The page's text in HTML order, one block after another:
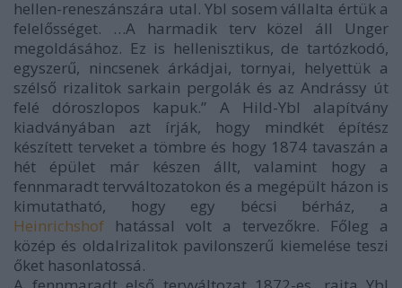
hellen-reneszánszára utal. Ybl sosem vállalta értük a
felelősséget. …A harmadik terv közel áll Unger
megoldásához. Ez is hellenisztikus, de tartózkodó,
egyszerű, nincsenek árkádjai, tornyai, helyettük a
szélső rizalitok sarkain pergolák és az Andrássy út
felé dóroszlopos kapuk.” A Hild-Ybl alapítvány
kiadványában azt írják, hogy mindkét építész
készített terveket a tömbre és hogy 1874 tavaszán a
hét épület már készen állt, valamint hogy a
fennmaradt tervváltozatokon és a megépült házon is
kimutatható, hogy egy bécsi bérház, a
Heinrichshof hatással volt a tervezőkre. Főleg a
közép és oldalrizalitok pavilonszerű kiemelése teszi
őket hasonlatossá.